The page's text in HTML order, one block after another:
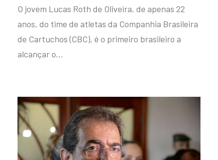
O jovem Lucas Roth de Oliveira, de apenas 22
anos, do time de atletas da Companhia Brasileira
de Cartuchos (CBC), é o primeiro brasileiro a
alcançar o…